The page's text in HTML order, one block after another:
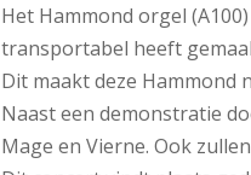
Het Hammond orgel
transportabel heeft
Dit maakt deze Hammond
Naast een demonstratie
Mage en Vierne. Ook